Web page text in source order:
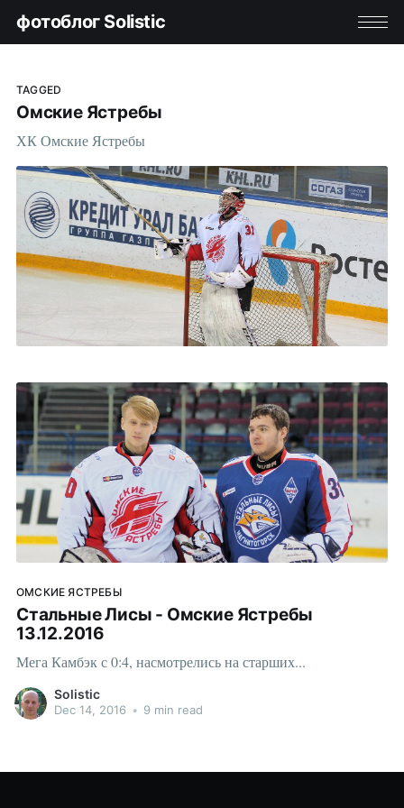
фотоблог Solistic
TAGGED
Омские Ястребы
ХК Омские Ястребы
ОМСКИЕ ЯСТРЕБЫ
Стальные Лисы - Омские Ястребы
13.12.2016
Мега Камбэк с 0:4, насмотрелись на старших...
Solistic
Dec 14, 2016 • 9 min read